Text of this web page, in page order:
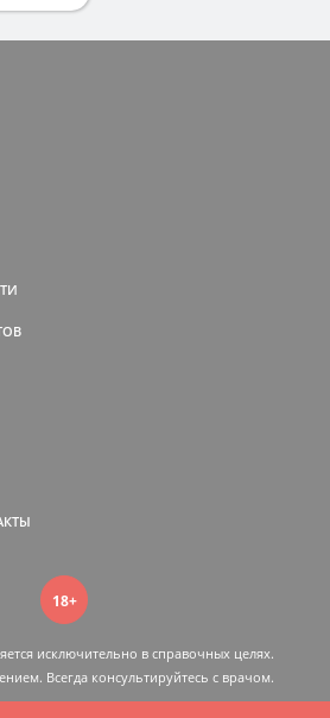
18+
исключительно в справочных целях.
Всегда консультируйтесь c врачом.